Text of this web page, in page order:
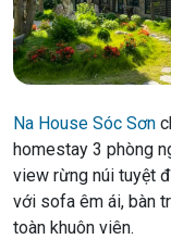
Na House Sóc Sơn
homestay 3 phòng
view rừng núi tuyệt
với sofa êm ái, bàn
toàn khuôn viên.